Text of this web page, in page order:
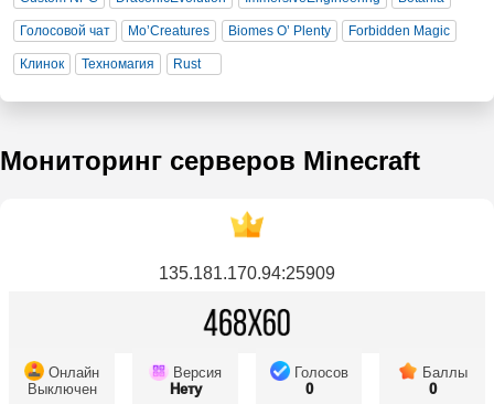
Голосовой чат Mo’Creatures Biomes O’ Plenty Forbidden Magic
Клинок Техномагия Rust
Мониторинг серверов Minecraft
135.181.170.94:25909
Онлайн
Выключен
Версия
Нету
Голосов
0
Баллы
0